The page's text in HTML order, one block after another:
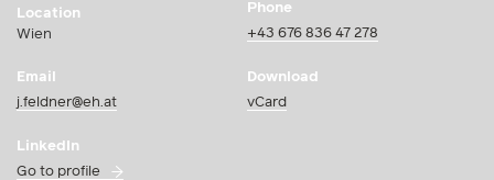
Location
Wien
Phone
+43 676 836 47 278
Email
j.feldner@eh.at
Download
vCard
LinkedIn
Go to profile